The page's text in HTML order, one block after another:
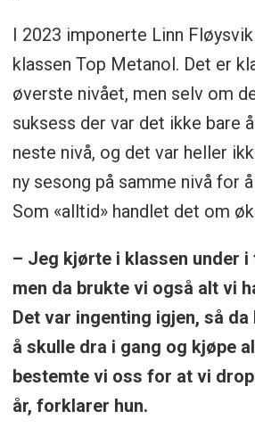
I 2023 imponerte Linn
klassen Top Metanol. Det er
øverste nivået, men selv om
suksess der var det ikke bare
neste nivå, og det var heller
ny sesong på samme nivå for
Som «alltid» handlet det om
– Jeg kjørte i klassen under i
men da brukte vi også alt vi
Det var ingenting igjen, så
å skulle dra i gang og kjøpe
bestemte vi oss for at vi
år, forklarer hun.